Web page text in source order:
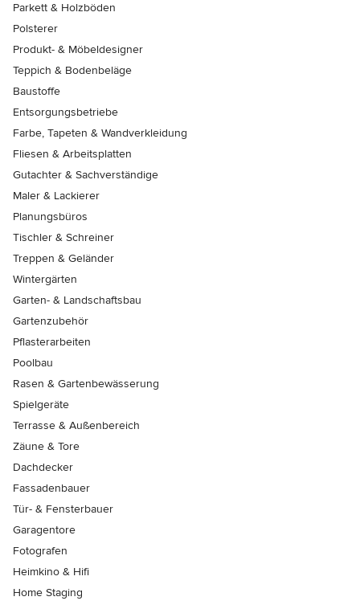
Parkett & Holzböden
Polsterer
Produkt- & Möbeldesigner
Teppich & Bodenbeläge
Baustoffe
Entsorgungsbetriebe
Farbe, Tapeten & Wandverkleidung
Fliesen & Arbeitsplatten
Gutachter & Sachverständige
Maler & Lackierer
Planungsbüros
Tischler & Schreiner
Treppen & Geländer
Wintergärten
Garten- & Landschaftsbau
Gartenzubehör
Pflasterarbeiten
Poolbau
Rasen & Gartenbewässerung
Spielgeräte
Terrasse & Außenbereich
Zäune & Tore
Dachdecker
Fassadenbauer
Tür- & Fensterbauer
Garagentore
Fotografen
Heimkino & Hifi
Home Staging